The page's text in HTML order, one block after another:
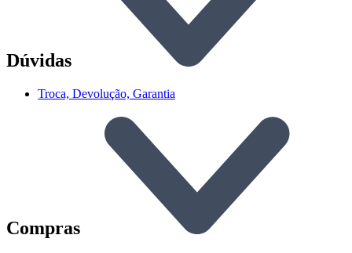
Dúvidas
Troca, Devolução, Garantia
Compras